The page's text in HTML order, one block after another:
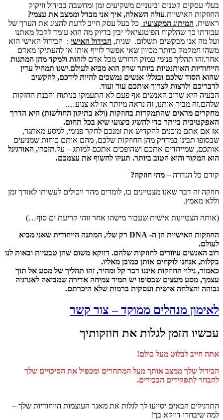
עסקים קטנים ובינוניים משקיעים זמן ומחשבה בבידול וזיקוק
האישיות.עולה השאלה, איך אני מבדל וממצב את עצמי?
המיתוג המקצועי:כל בעל עסק חייב לדעת להציג את הערך של
כך שהלקוח הפוטנציאלי יבין בדיוק מה הוא עומד לקבל מאתנו
מה אנו מבקשים תשלום. שנית,הבידול האישי: הבידול האישי הוא
חמקמק ביותר מכיוון שאי אפשר לזייף אותו או להעתיקו מאדם
תהליך פנימי עמוק הדורש מכל אדםלזהות ולמקד מהן המתנות
האותנטיות ביותר שרק הוא מביא לעולם.ישנו תמהיל עדין
הסוד שלכם ובגללו אנשים נמשכים להיות לידכם, להקשיב
ולרצות לצרוך אותכם עוד ועוד .
היא שרוב האנשים אף פעם לא התעמקו בניתוח והבנת החזקות
מביך אותנו, זה נראה מיותר או לא צנוע….
מראים שהתמקדות בחוזקות (ולא בתיקון החולשות) היא הדרך
ביותר כדי להשיג ביצועי שיא בכל תחום.
אתם מוכנים להקדיש את זמנכם לחקר פנימי, למסע מאתגר,
תבינו במדויק מהן החוזקות שלכם, מהם אותם כוחות שמניעים
שמייחדים אתכם ושהופכים אתכם למותג – על.תזכרו, האורגינל
המקור והוא הטוב ביותר. תעיזו לחשוף את עצמכם.
כל הגדרה –מהי חוזקה?
זה דבר שאנו מצטיינים בו, לומדים מהר ויכולים לעשותו לאורך זמן
מאמץ.
הצטיינות אישית שעבור מישהו אחר זוהי קריעת ים סוף…)
החוזקות האישיות הן ה- DNA רק שלי, המתנה הייחודית שאני מביא
האנשים עיוורים לחוזקות שלהם. דווקא משום שהן טבעיות ובאות לנו
אנחנו לוקחים אותן כמובן מאליו.
גילוי החוזקות איננו דבר קל ומהיר, זהו תהליך של מסע אל תוך
מסע מעצים שבסופו יש תמיד צמיחה אדירה שמביאה לאנרגיה
והצלחה אישית ועסקית ברמות שלא היכרתם.
מנהלים ממוקד – צור קשר
הזמן לגלות את חוזקותיך
חייב לבלוט מעל כולם!
שלך ממצב אותך מעל המתחרים ומכפיל את הסיכויים שלך
לתפקידים הבכירים.
הבאים יסייעו לך לגלות את מאגר העוצמות הייחודיות שלך –
שיבחרו דווקא בך!